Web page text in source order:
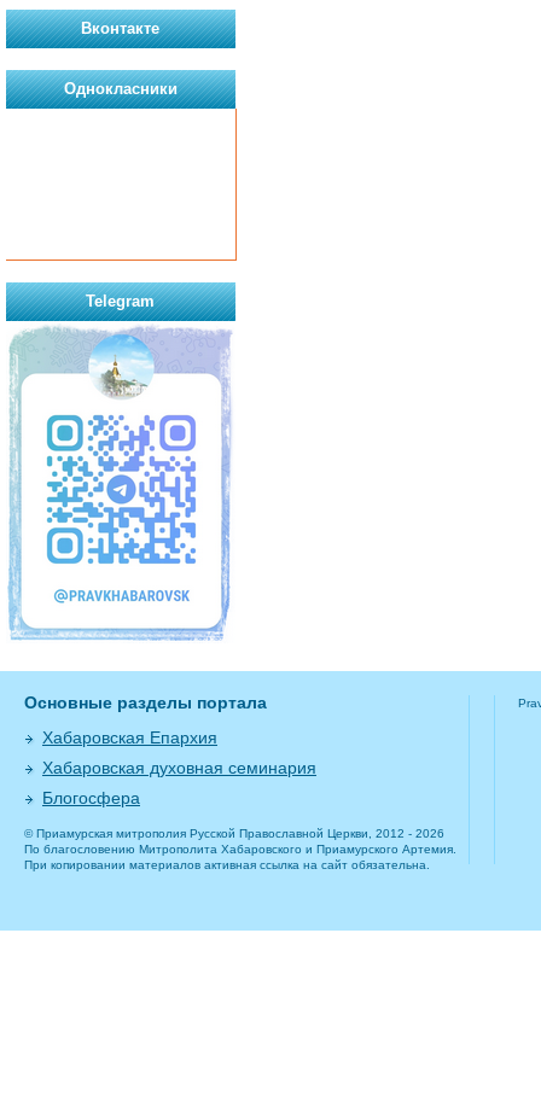
Вконтакте
Однокласники
Telegram
Основные разделы портала
Хабаровская Епархия
Хабаровская духовная семинария
Блогосфера
© Приамурская митрополия Русской Православной Церкви, 2012 - 2026
По благословению Митрополита Хабаровского и Приамурского Артемия.
При копировании материалов активная ссылка на сайт обязательна.